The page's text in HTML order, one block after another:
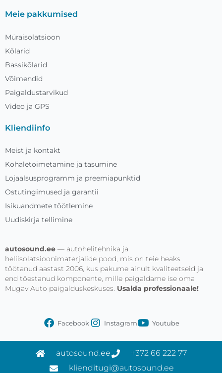
Meie pakkumised
Müraisolatsioon
Kõlarid
Bassikõlarid
Võimendid
Paigaldustarvikud
Video ja GPS
Kliendiinfo
Meist ja kontakt
Kohaletoimetamine ja tasumine
Lojaalsusprogramm ja preemiapunktid
Ostutingimused ja garantii
Isikuandmete töötlemine
Uudiskirja tellimine
autosound.ee — autohelitehnika ja
heliisolatsioonimaterjalide pood, mis on teie heaks
töötanud aastast 2006, kus pakume ainult kvaliteetseid ja
end tõestanud komponente, mille paigaldame ise oma
Mugav Auto paigalduskeskuses. Usalda professionaale!
Facebook Instagram Youtube
autosound.ee
+372 66 222 77
klienditugi@autosound.ee